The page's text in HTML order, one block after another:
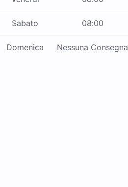
Sabato 08:00
Domenica Nessuna Consegna